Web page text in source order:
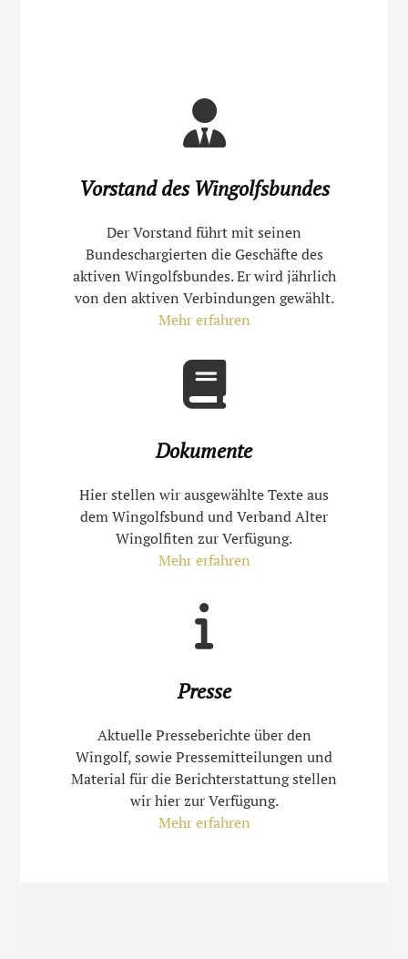
Vorstand des Wingolfsbundes
Der Vorstand führt mit seinen
Bundeschargierten die Geschäfte des
aktiven Wingolfsbundes. Er wird jährlich
von den aktiven Verbindungen gewählt.
Mehr erfahren
Dokumente
Hier stellen wir ausgewählte Texte aus
dem Wingolfsbund und Verband Alter
Wingolfiten zur Verfügung.
Mehr erfahren
Presse
Aktuelle Presseberichte über den
Wingolf, sowie Pressemitteilungen und
Material für die Berichterstattung stellen
wir hier zur Verfügung.
Mehr erfahren